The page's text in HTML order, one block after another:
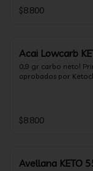
$8.800
Acai Lowcarb
0,9 gr carbo neto!
aprobados por
$8.800
Avellana KETO